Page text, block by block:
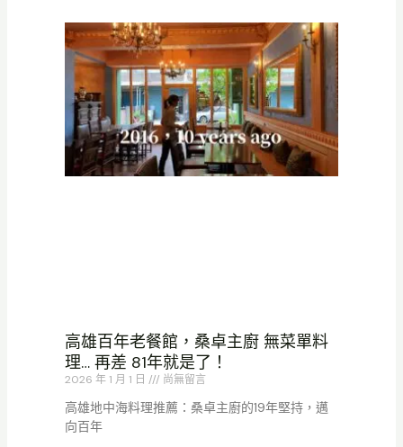
高雄百年老餐館，桑卓主廚 無菜單料
理… 再差 81年就是了！
2026 年 1 月 1 日 尚無留言
高雄地中海料理推薦：桑卓主廚的19年堅持，邁
向百年